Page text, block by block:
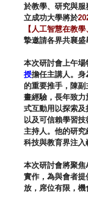
於教學、研究與服
立成功大學將於
【人工智慧在教
摯邀請各界共襄盛
本次研討會上午場
授擔任主講人。身
的重要推手， 陳
畫經驗， 長年致力
式互動用以探索及
以及可信賴學習技
主持人。他的研究
科技與教育界注入
本次研討會將聚焦
實作，為與會者提
放，席位有限，機